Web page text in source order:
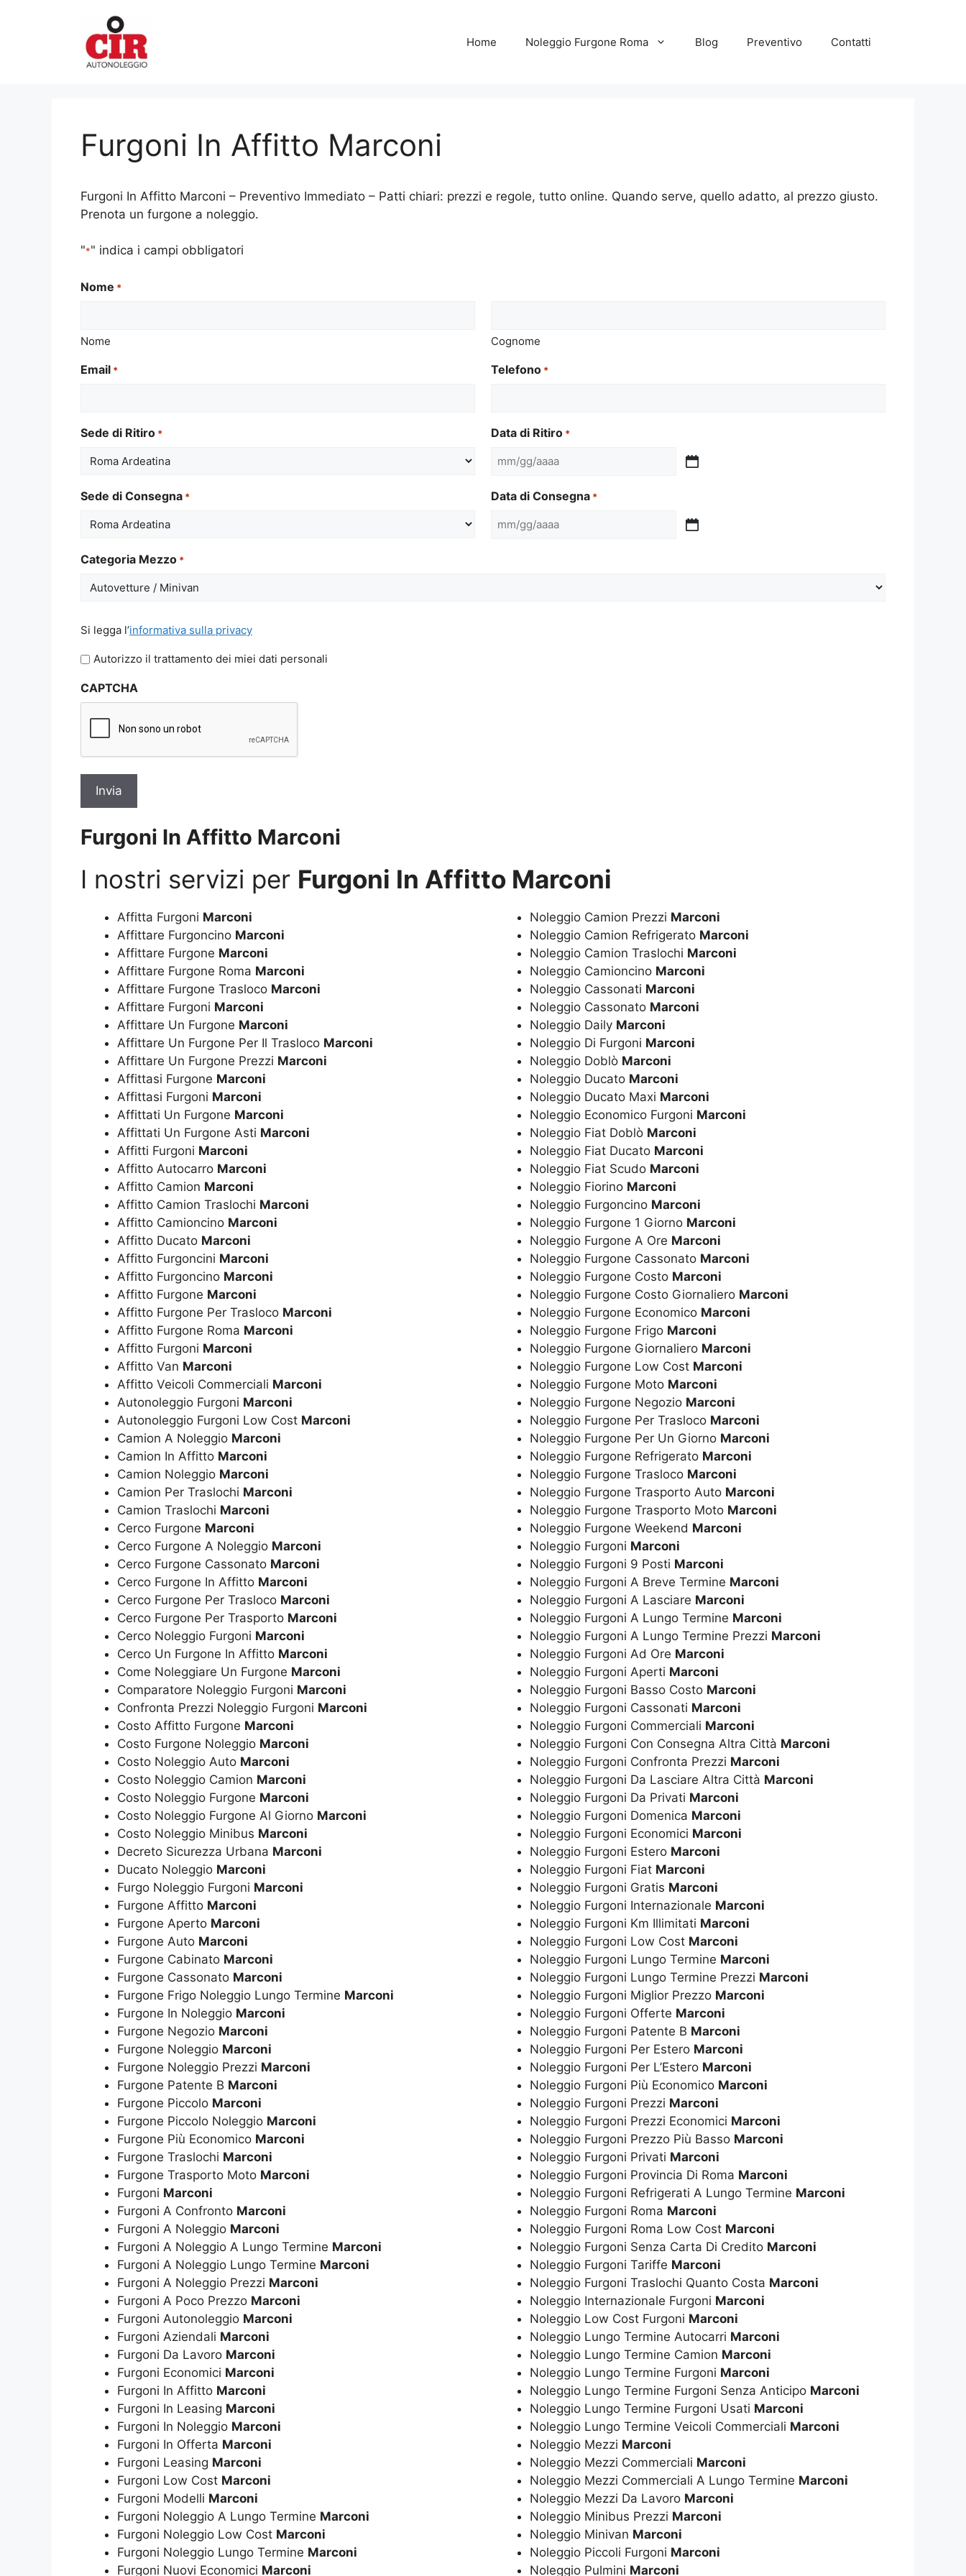
Home Noleggio Furgone Roma Blog Preventivo Contatti
Furgoni In Affitto Marconi
Furgoni In Affitto Marconi – Preventivo Immediato – Patti chiari: prezzi e regole, tutto online. Quando serve, quello adatto, al prezzo giusto.
Prenota un furgone a noleggio.
"*" indica i campi obbligatori
Nome *
Nome Cognome
Email * Telefono *
Sede di Ritiro * Data di Ritiro *
MM
GG
slash
Sede di Consegna * Data di Consegna *
MM
Categoria Mezzo *
legga
l'informativa
privacy
Si legga l’informativa sulla privacy
Autorizzo il trattamento dei miei dati personali
CAPTCHA
Furgoni In Affitto Marconi
I nostri servizi per Furgoni In Affitto Marconi
Affitta Furgoni Marconi
Affittare Furgoncino Marconi
Affittare Furgone Marconi
Affittare Furgone Roma Marconi
Affittare Furgone Trasloco Marconi
Affittare Furgoni Marconi
Affittare Un Furgone Marconi
Affittare Un Furgone Per Il Trasloco Marconi
Affittare Un Furgone Prezzi Marconi
Affittasi Furgone Marconi
Affittasi Furgoni Marconi
Affittati Un Furgone Marconi
Affittati Un Furgone Asti Marconi
Affitti Furgoni Marconi
Affitto Autocarro Marconi
Affitto Camion Marconi
Affitto Camion Traslochi Marconi
Affitto Camioncino Marconi
Affitto Ducato Marconi
Affitto Furgoncini Marconi
Affitto Furgoncino Marconi
Affitto Furgone Marconi
Affitto Furgone Per Trasloco Marconi
Affitto Furgone Roma Marconi
Affitto Furgoni Marconi
Affitto Van Marconi
Affitto Veicoli Commerciali Marconi
Autonoleggio Furgoni Marconi
Autonoleggio Furgoni Low Cost Marconi
Camion A Noleggio Marconi
Camion In Affitto Marconi
Camion Noleggio Marconi
Camion Per Traslochi Marconi
Camion Traslochi Marconi
Cerco Furgone Marconi
Cerco Furgone A Noleggio Marconi
Cerco Furgone Cassonato Marconi
Cerco Furgone In Affitto Marconi
Cerco Furgone Per Trasloco Marconi
Cerco Furgone Per Trasporto Marconi
Cerco Noleggio Furgoni Marconi
Cerco Un Furgone In Affitto Marconi
Come Noleggiare Un Furgone Marconi
Comparatore Noleggio Furgoni Marconi
Confronta Prezzi Noleggio Furgoni Marconi
Costo Affitto Furgone Marconi
Costo Furgone Noleggio Marconi
Costo Noleggio Auto Marconi
Costo Noleggio Camion Marconi
Costo Noleggio Furgone Marconi
Costo Noleggio Furgone Al Giorno Marconi
Costo Noleggio Minibus Marconi
Decreto Sicurezza Urbana Marconi
Ducato Noleggio Marconi
Furgo Noleggio Furgoni Marconi
Furgone Affitto Marconi
Furgone Aperto Marconi
Furgone Auto Marconi
Furgone Cabinato Marconi
Furgone Cassonato Marconi
Furgone Frigo Noleggio Lungo Termine Marconi
Furgone In Noleggio Marconi
Furgone Negozio Marconi
Furgone Noleggio Marconi
Furgone Noleggio Prezzi Marconi
Furgone Patente B Marconi
Furgone Piccolo Marconi
Furgone Piccolo Noleggio Marconi
Furgone Più Economico Marconi
Furgone Traslochi Marconi
Furgone Trasporto Moto Marconi
Furgoni Marconi
Furgoni A Confronto Marconi
Furgoni A Noleggio Marconi
Furgoni A Noleggio A Lungo Termine Marconi
Furgoni A Noleggio Lungo Termine Marconi
Furgoni A Noleggio Prezzi Marconi
Furgoni A Poco Prezzo Marconi
Furgoni Autonoleggio Marconi
Furgoni Aziendali Marconi
Furgoni Da Lavoro Marconi
Furgoni Economici Marconi
Furgoni In Affitto Marconi
Furgoni In Leasing Marconi
Furgoni In Noleggio Marconi
Furgoni In Offerta Marconi
Furgoni Leasing Marconi
Furgoni Low Cost Marconi
Furgoni Modelli Marconi
Furgoni Noleggio A Lungo Termine Marconi
Furgoni Noleggio Low Cost Marconi
Furgoni Noleggio Lungo Termine Marconi
Furgoni Nuovi Economici Marconi
Noleggio Camion Prezzi Marconi
Noleggio Camion Refrigerato Marconi
Noleggio Camion Traslochi Marconi
Noleggio Camioncino Marconi
Noleggio Cassonati Marconi
Noleggio Cassonato Marconi
Noleggio Daily Marconi
Noleggio Di Furgoni Marconi
Noleggio Doblò Marconi
Noleggio Ducato Marconi
Noleggio Ducato Maxi Marconi
Noleggio Economico Furgoni Marconi
Noleggio Fiat Doblò Marconi
Noleggio Fiat Ducato Marconi
Noleggio Fiat Scudo Marconi
Noleggio Fiorino Marconi
Noleggio Furgoncino Marconi
Noleggio Furgone 1 Giorno Marconi
Noleggio Furgone A Ore Marconi
Noleggio Furgone Cassonato Marconi
Noleggio Furgone Costo Marconi
Noleggio Furgone Costo Giornaliero Marconi
Noleggio Furgone Economico Marconi
Noleggio Furgone Frigo Marconi
Noleggio Furgone Giornaliero Marconi
Noleggio Furgone Low Cost Marconi
Noleggio Furgone Moto Marconi
Noleggio Furgone Negozio Marconi
Noleggio Furgone Per Trasloco Marconi
Noleggio Furgone Per Un Giorno Marconi
Noleggio Furgone Refrigerato Marconi
Noleggio Furgone Trasloco Marconi
Noleggio Furgone Trasporto Auto Marconi
Noleggio Furgone Trasporto Moto Marconi
Noleggio Furgone Weekend Marconi
Noleggio Furgoni Marconi
Noleggio Furgoni 9 Posti Marconi
Noleggio Furgoni A Breve Termine Marconi
Noleggio Furgoni A Lasciare Marconi
Noleggio Furgoni A Lungo Termine Marconi
Noleggio Furgoni A Lungo Termine Prezzi Marconi
Noleggio Furgoni Ad Ore Marconi
Noleggio Furgoni Aperti Marconi
Noleggio Furgoni Basso Costo Marconi
Noleggio Furgoni Cassonati Marconi
Noleggio Furgoni Commerciali Marconi
Noleggio Furgoni Con Consegna Altra Città Marconi
Noleggio Furgoni Confronta Prezzi Marconi
Noleggio Furgoni Da Lasciare Altra Città Marconi
Noleggio Furgoni Da Privati Marconi
Noleggio Furgoni Domenica Marconi
Noleggio Furgoni Economici Marconi
Noleggio Furgoni Estero Marconi
Noleggio Furgoni Fiat Marconi
Noleggio Furgoni Gratis Marconi
Noleggio Furgoni Internazionale Marconi
Noleggio Furgoni Km Illimitati Marconi
Noleggio Furgoni Low Cost Marconi
Noleggio Furgoni Lungo Termine Marconi
Noleggio Furgoni Lungo Termine Prezzi Marconi
Noleggio Furgoni Miglior Prezzo Marconi
Noleggio Furgoni Offerte Marconi
Noleggio Furgoni Patente B Marconi
Noleggio Furgoni Per Estero Marconi
Noleggio Furgoni Per L’Estero Marconi
Noleggio Furgoni Più Economico Marconi
Noleggio Furgoni Prezzi Marconi
Noleggio Furgoni Prezzi Economici Marconi
Noleggio Furgoni Prezzo Più Basso Marconi
Noleggio Furgoni Privati Marconi
Noleggio Furgoni Provincia Di Roma Marconi
Noleggio Furgoni Refrigerati A Lungo Termine Marconi
Noleggio Furgoni Roma Marconi
Noleggio Furgoni Roma Low Cost Marconi
Noleggio Furgoni Senza Carta Di Credito Marconi
Noleggio Furgoni Tariffe Marconi
Noleggio Furgoni Traslochi Quanto Costa Marconi
Noleggio Internazionale Furgoni Marconi
Noleggio Low Cost Furgoni Marconi
Noleggio Lungo Termine Autocarri Marconi
Noleggio Lungo Termine Camion Marconi
Noleggio Lungo Termine Furgoni Marconi
Noleggio Lungo Termine Furgoni Senza Anticipo Marconi
Noleggio Lungo Termine Furgoni Usati Marconi
Noleggio Lungo Termine Veicoli Commerciali Marconi
Noleggio Mezzi Marconi
Noleggio Mezzi Commerciali Marconi
Noleggio Mezzi Commerciali A Lungo Termine Marconi
Noleggio Mezzi Da Lavoro Marconi
Noleggio Minibus Prezzi Marconi
Noleggio Minivan Marconi
Noleggio Piccoli Furgoni Marconi
Noleggio Pulmini Marconi